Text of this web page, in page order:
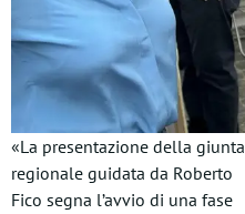
«La presentazione della giunta
regionale guidata da Roberto
Fico segna l’avvio di una fase